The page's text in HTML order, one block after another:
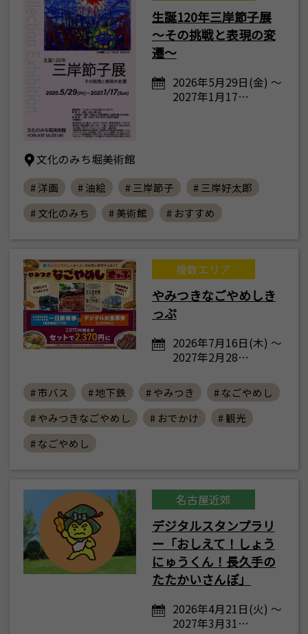
生誕120年三岸節子展
～その挑戦と表現の変
遷～
2026年5月29日(金) ～
2027年1月17…
文化のみち堀美術館
# 洋画 # 油絵 # 三岸節子
# 三岸好太郎
# 文化のみち
# 美術館 # おすすめ
複数エリア
やみつきなごやめしき
っぷ
2026年7月16日(木) ～
2027年2月28…
# 市バス # 地下鉄 # やみつき
# なごやめし
# やみつきなごやめし
# おでかけ
# 観光
# なごやめし
名古屋近郊
デジタルスタンプラリ
ー「おしえて！しょう
にゅうくん！長久手の
たたかいさんぽ」
2026年4月21日(火) ～
2027年3月31…